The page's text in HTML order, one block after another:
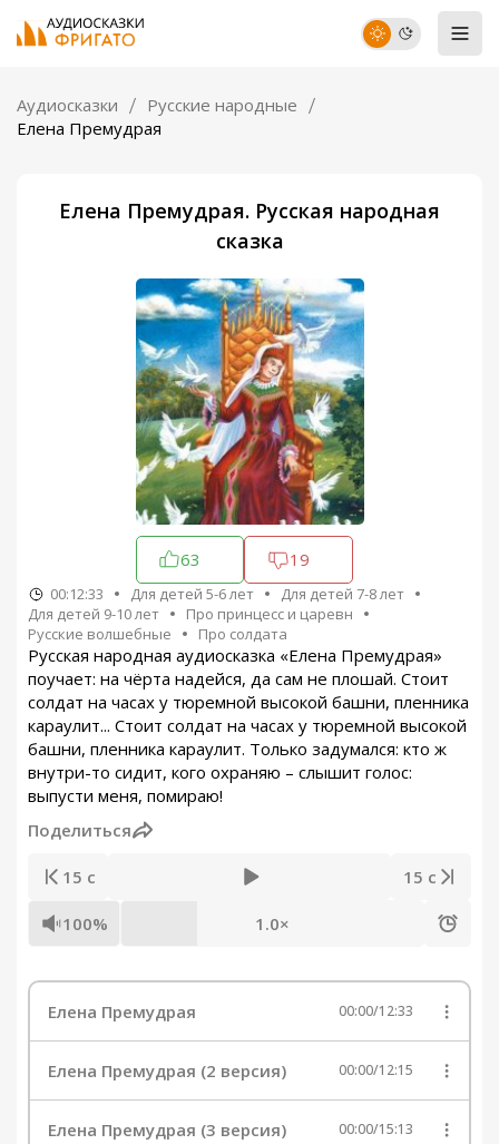
Аудиосказки
Русские народные
Елена Премудрая
Елена Премудрая. Русская народная
сказка
63 19
00:12:33 Для детей 5-6 лет
Для детей 7-8 лет
Для детей 9-10 лет
Про принцесс и царевн
Русские волшебные
Про солдата
Русская народная аудиосказка «Елена Премудрая»
поучает: на чёрта надейся, да сам не плошай. Стоит
солдат на часах у тюремной высокой башни, пленника
караулит... Стоит солдат на часах у тюремной высокой
башни, пленника караулит. Только задумался: кто ж
внутри-то сидит, кого охраняю – слышит голос:
выпусти меня, помираю!
Поделиться
15 с 15 с
100% 1.0×
Елена Премудрая 00:00/12:33
Елена Премудрая (2 версия) 00:00/12:15
Елена Премудрая (3 версия) 00:00/15:13